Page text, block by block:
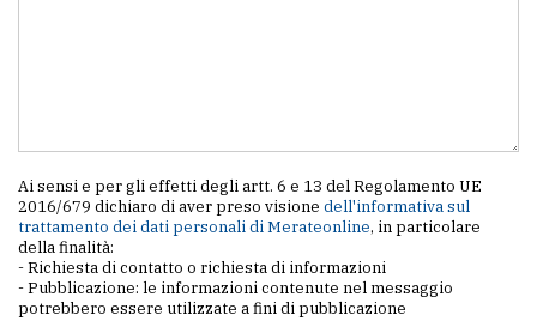
Ai sensi e per gli effetti degli artt. 6 e 13 del Regolamento UE
2016/679 dichiaro di aver preso visione dell'informativa sul
trattamento dei dati personali di Merateonline, in particolare
della finalità:
- Richiesta di contatto o richiesta di informazioni
- Pubblicazione: le informazioni contenute nel messaggio
potrebbero essere utilizzate a fini di pubblicazione